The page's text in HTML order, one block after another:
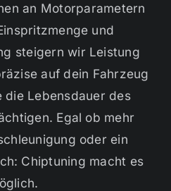
an Motorparametern
und
steigern wir Leistung
auf dein Fahrzeug
die Lebensdauer des
Egal ob mehr
oder ein
Chiptuning macht es